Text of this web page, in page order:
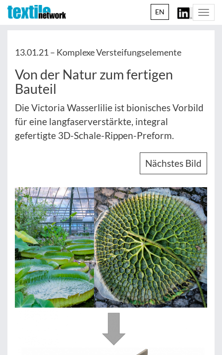
EN
13.01.21 – Komplexe Versteifungselemente
Von der Natur zum fertigen
Bauteil
Die Victoria Wasserlilie ist bionisches Vorbild
für eine langfaserverstärkte, integral
gefertigte 3D-Schale-Rippen-Preform.
Nächstes Bild